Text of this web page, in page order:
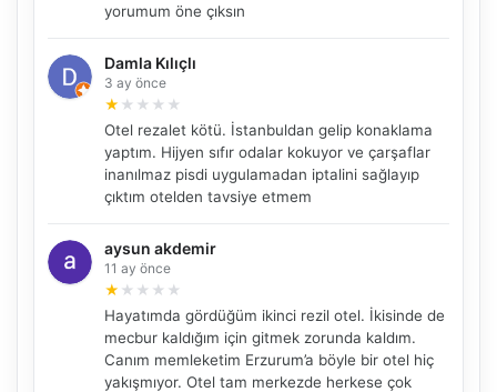
yorumum öne çıksın
Damla Kılıçlı
3 ay önce
★ ★ ★ ★ ★
Otel rezalet kötü. İstanbuldan gelip konaklama
yaptım. Hijyen sıfır odalar kokuyor ve çarşaflar
inanılmaz pisdi uygulamadan iptalini sağlayıp
çıktım otelden tavsiye etmem
aysun akdemir
11 ay önce
★ ★ ★ ★ ★
Hayatımda gördüğüm ikinci rezil otel. İkisinde de
mecbur kaldığım için gitmek zorunda kaldım.
Canım memleketim Erzurum’a böyle bir otel hiç
yakışmıyor. Otel tam merkezde herkese çok